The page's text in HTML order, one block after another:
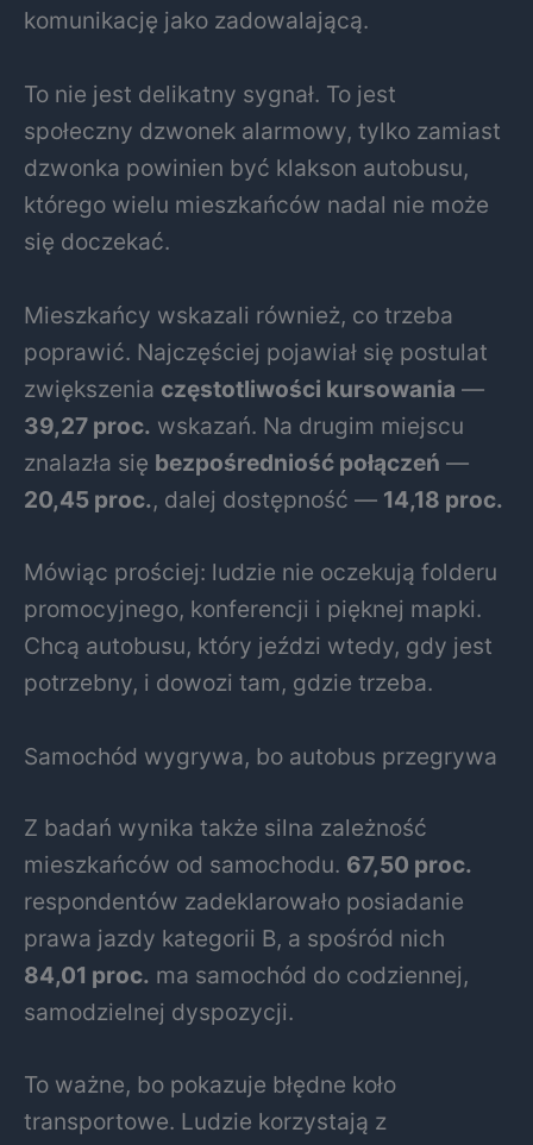
komunikację jako zadowalającą.
To nie jest delikatny sygnał. To jest
społeczny dzwonek alarmowy, tylko zamiast
dzwonka powinien być klakson autobusu,
którego wielu mieszkańców nadal nie może
się doczekać.
Mieszkańcy wskazali również, co trzeba
poprawić. Najczęściej pojawiał się postulat
zwiększenia częstotliwości kursowania —
39,27 proc. wskazań. Na drugim miejscu
znalazła się bezpośredniość połączeń —
20,45 proc., dalej dostępność — 14,18 proc.
Mówiąc prościej: ludzie nie oczekują folderu
promocyjnego, konferencji i pięknej mapki.
Chcą autobusu, który jeździ wtedy, gdy jest
potrzebny, i dowozi tam, gdzie trzeba.
Samochód wygrywa, bo autobus przegrywa
Z badań wynika także silna zależność
mieszkańców od samochodu. 67,50 proc.
respondentów zadeklarowało posiadanie
prawa jazdy kategorii B, a spośród nich
84,01 proc. ma samochód do codziennej,
samodzielnej dyspozycji.
To ważne, bo pokazuje błędne koło
transportowe. Ludzie korzystają z